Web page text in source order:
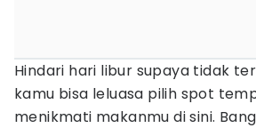
Hindari hari libur supaya tidak
kamu bisa leluasa pilih spot
menikmati makanmu di sini.